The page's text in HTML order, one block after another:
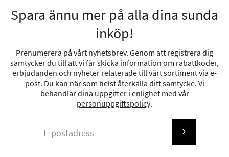
Spara ännu mer på alla dina sunda
inköp!
Prenumerera på vårt nyhetsbrev. Genom att registrera dig
samtycker du till att vi får skicka information om rabattkoder,
erbjudanden och nyheter relaterade till vårt sortiment via e-
post. Du kan när som helst återkalla ditt samtycke. Vi
behandlar dina uppgifter i enlighet med vår
personuppgiftspolicy.